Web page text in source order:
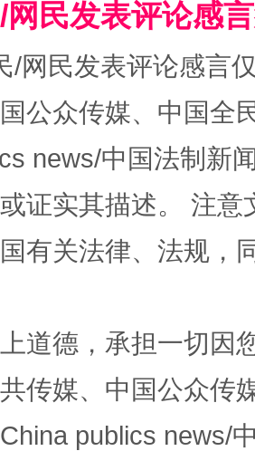
大"原罪" "炒
民发表评论感
/网民发表评论感言
公众传媒、中国全
news/中国法制新
证实其描述。 注
有关法律、法规，
道德，承担一切因
传媒、中国公众传
publics news/